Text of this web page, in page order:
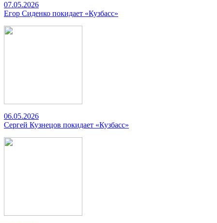
07.05.2026
Егор Сиденко покидает «Кузбасс»
06.05.2026
Сергей Кузнецов покидает «Кузбасс»